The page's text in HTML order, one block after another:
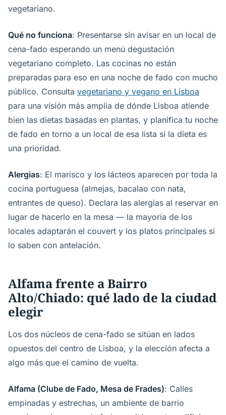
vegetariano.
Qué no funciona: Presentarse sin avisar en un local de
cena-fado esperando un menú degustación
vegetariano completo. Las cocinas no están
preparadas para eso en una noche de fado con mucho
público. Consulta vegetariano y vegano en Lisboa
para una visión más amplia de dónde Lisboa atiende
bien las dietas basadas en plantas, y planifica tu noche
de fado en torno a un local de esa lista si la dieta es
una prioridad.
Alergias: El marisco y los lácteos aparecen por toda la
cocina portuguesa (almejas, bacalao con nata,
entrantes de queso). Declara las alergias al reservar en
lugar de hacerlo en la mesa — la mayoría de los
locales adaptarán el couvert y los platos principales si
lo saben con antelación.
Alfama frente a Bairro
Alto/Chiado: qué lado de la ciudad
elegir
Los dos núcleos de cena-fado se sitúan en lados
opuestos del centro de Lisboa, y la elección afecta a
algo más que el camino de vuelta.
Alfama (Clube de Fado, Mesa de Frades): Calles
empinadas y estrechas, un ambiente de barrio